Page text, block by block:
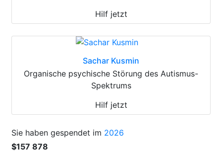
Hilf jetzt
Sachar Kusmin
Organische psychische Störung des Autismus-
Spektrums
Hilf jetzt
Sie haben gespendet im 2026
$157 878